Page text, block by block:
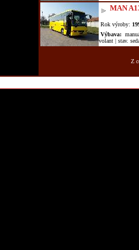
MAN
Rok výroby:
Výbava:
volant | stav.
Z